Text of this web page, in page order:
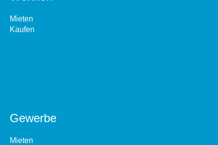
Mieten
Kaufen
Gewerbe
Mieten